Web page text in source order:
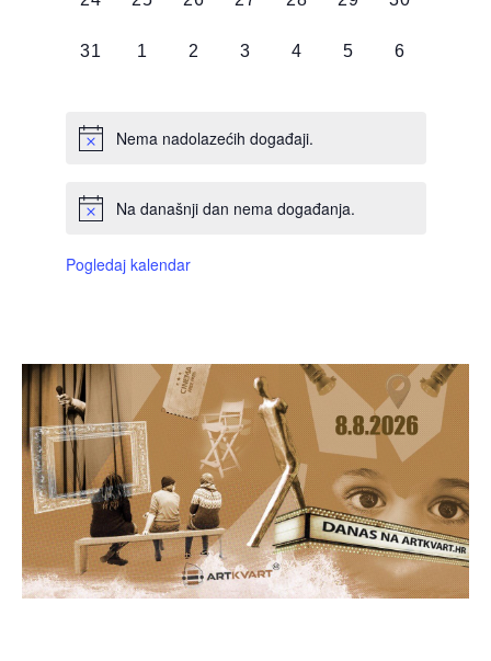
0
31
0
1
0
2
0
3
0
4
0
5
0
6
Nema nadolazećih događaji.
Na današnji dan nema događanja.
Pogledaj kalendar